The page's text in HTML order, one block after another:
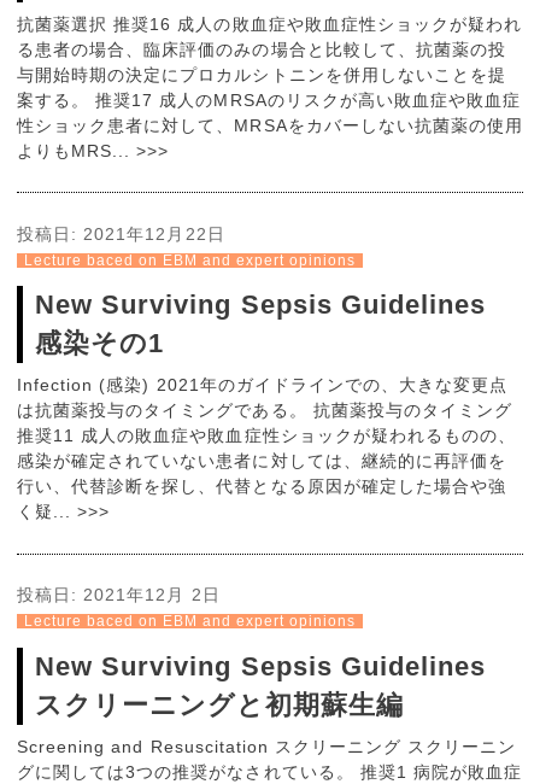
抗菌薬選択 推奨16 成人の敗血症や敗血症性ショックが疑われ
る患者の場合、臨床評価のみの場合と比較して、抗菌薬の投
与開始時期の決定にプロカルシトニンを併用しないことを提
案する。 推奨17 成人のMRSAのリスクが高い敗血症や敗血症
性ショック患者に対して、MRSAをカバーしない抗菌薬の使用
よりもMRS... >>>
投稿日: 2021年12月22日
Lecture baced on EBM and expert opinions
New Surviving Sepsis Guidelines
感染その1
Infection (感染) 2021年のガイドラインでの、大きな変更点
は抗菌薬投与のタイミングである。 抗菌薬投与のタイミング
推奨11 成人の敗血症や敗血症性ショックが疑われるものの、
感染が確定されていない患者に対しては、継続的に再評価を
行い、代替診断を探し、代替となる原因が確定した場合や強
く疑... >>>
投稿日: 2021年12月 2日
Lecture baced on EBM and expert opinions
New Surviving Sepsis Guidelines
スクリーニングと初期蘇生編
Screening and Resuscitation スクリーニング スクリーニン
グに関しては3つの推奨がなされている。 推奨1 病院が敗血症